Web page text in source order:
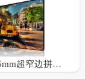
55英寸3.5mm超窄边拼接屏